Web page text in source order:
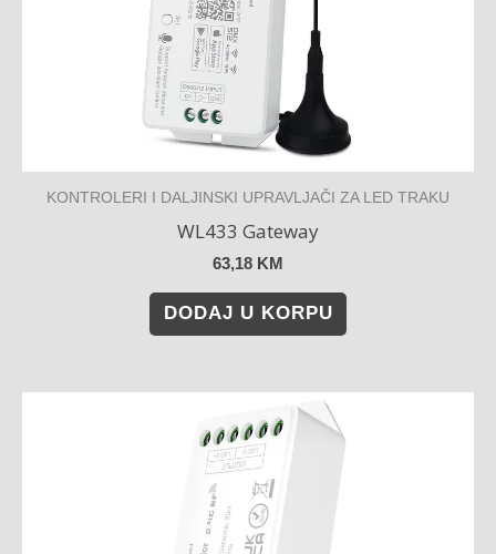
KONTROLERI I DALJINSKI UPRAVLJAČI ZA LED TRAKU
WL433 Gateway
63,18 KM
DODAJ U KORPU